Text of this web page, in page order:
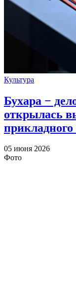
Культура
Бухара −
открылась
прикладного
05 июня 2026
Фото